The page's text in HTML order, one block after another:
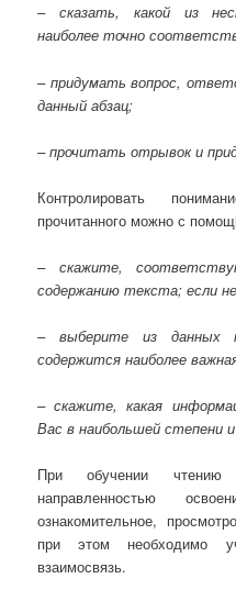
– сказать, какой из
наиболее точно
– придумать вопрос,
данный абзац;
– прочитать отрывок и
Контролировать
прочитанного можно с
– скажите,
содержанию текста; если
– выберите из данных
содержится наиболее
– скажите, какая
Вас в наибольшей степени
При обучении
направленностью
ознакомительное,
при этом необходимо
взаимосвязь.